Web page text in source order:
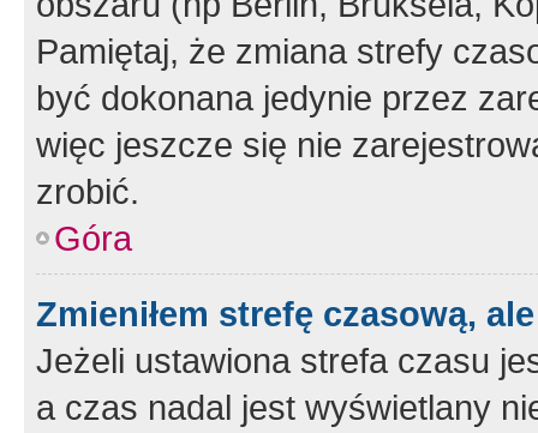
Pamiętaj, że zmiana strefy
być dokonana jedynie przez
więc jeszcze się nie
zrobić.
Góra
Zmieniłem strefę czasową,
Jeżeli ustawiona strefa czasu
a czas nadal jest wyświetlany